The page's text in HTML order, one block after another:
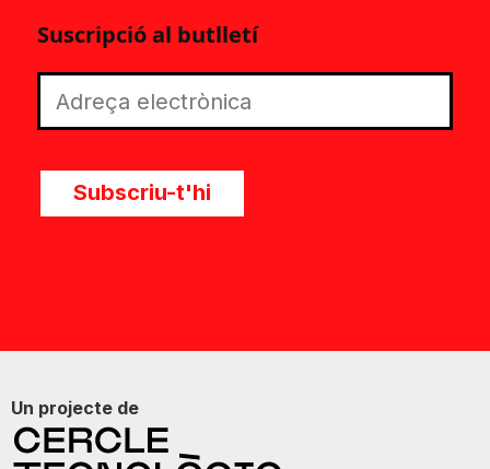
Suscripció al butlletí
Subscriu-t'hi
Un projecte de